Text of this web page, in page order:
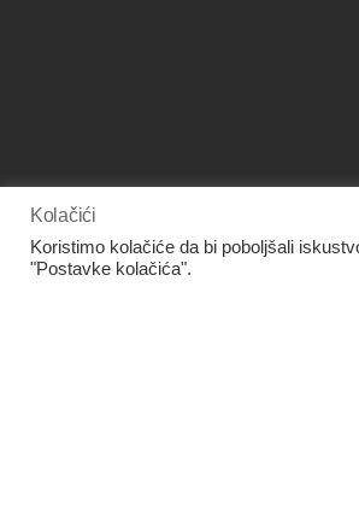
Kolačići
Koristimo kolačiće da bi poboljšali
"Postavke kolačića".